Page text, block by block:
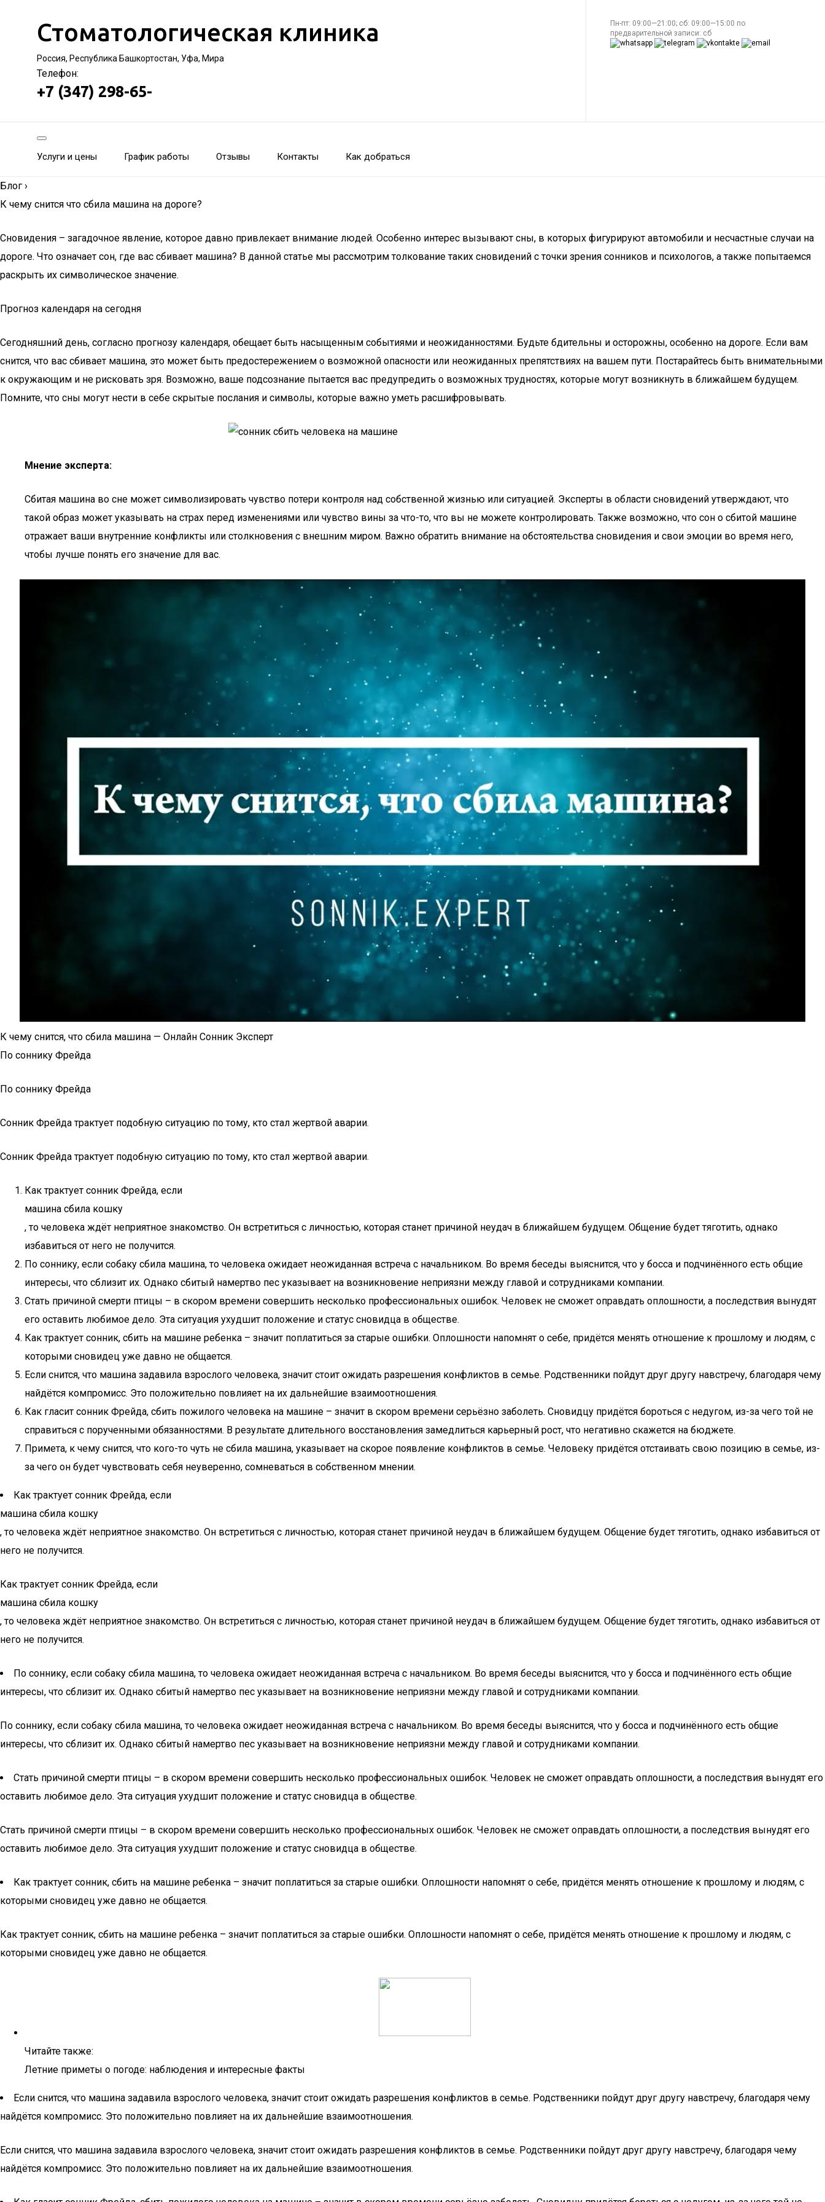
Стоматологическая клиника
Россия, Республика Башкортостан, Уфа, Мира
Телефон:
+7 (347) 298-65-
Пн-пт: 09:00—21:00; сб: 09:00—15:00 по
предварительной записи: сб
Услуги и цены График работы Отзывы Контакты Как добраться
Блог ›
К чему снится что сбила машина на дороге?
Сновидения – загадочное явление, которое давно привлекает внимание людей. Особенно интерес вызывают сны, в которых фигурируют автомобили и несчастные случаи на
дороге. Что означает сон, где вас сбивает машина? В данной статье мы рассмотрим толкование таких сновидений с точки зрения сонников и психологов, а также попытаемся
раскрыть их символическое значение.
Прогноз календаря на сегодня
Сегодняшний день, согласно прогнозу календаря, обещает быть насыщенным событиями и неожиданностями. Будьте бдительны и осторожны, особенно на дороге. Если вам
снится, что вас сбивает машина, это может быть предостережением о возможной опасности или неожиданных препятствиях на вашем пути. Постарайтесь быть внимательными
к окружающим и не рисковать зря. Возможно, ваше подсознание пытается вас предупредить о возможных трудностях, которые могут возникнуть в ближайшем будущем.
Помните, что сны могут нести в себе скрытые послания и символы, которые важно уметь расшифровывать.
Мнение эксперта:
Сбитая машина во сне может символизировать чувство потери контроля над собственной жизнью или ситуацией. Эксперты в области сновидений утверждают, что
такой образ может указывать на страх перед изменениями или чувство вины за что-то, что вы не можете контролировать. Также возможно, что сон о сбитой машине
отражает ваши внутренние конфликты или столкновения с внешним миром. Важно обратить внимание на обстоятельства сновидения и свои эмоции во время него,
чтобы лучше понять его значение для вас.
К чему снится, что сбила машина — Онлайн Сонник Эксперт
По соннику Фрейда
По соннику Фрейда
Сонник Фрейда трактует подобную ситуацию по тому, кто стал жертвой аварии.
Сонник Фрейда трактует подобную ситуацию по тому, кто стал жертвой аварии.
Как трактует сонник Фрейда, если
машина сбила кошку
, то человека ждёт неприятное знакомство. Он встретиться с личностью, которая станет причиной неудач в ближайшем будущем. Общение будет тяготить, однако
избавиться от него не получится.
По соннику, если собаку сбила машина, то человека ожидает неожиданная встреча с начальником. Во время беседы выяснится, что у босса и подчинённого есть общие
интересы, что сблизит их. Однако сбитый намертво пес указывает на возникновение неприязни между главой и сотрудниками компании.
Стать причиной смерти птицы – в скором времени совершить несколько профессиональных ошибок. Человек не сможет оправдать оплошности, а последствия вынудят
его оставить любимое дело. Эта ситуация ухудшит положение и статус сновидца в обществе.
Как трактует сонник, сбить на машине ребенка – значит поплатиться за старые ошибки. Оплошности напомнят о себе, придётся менять отношение к прошлому и людям, с
которыми сновидец уже давно не общается.
Если снится, что машина задавила взрослого человека, значит стоит ожидать разрешения конфликтов в семье. Родственники пойдут друг другу навстречу, благодаря чему
найдётся компромисс. Это положительно повлияет на их дальнейшие взаимоотношения.
Как гласит сонник Фрейда, сбить пожилого человека на машине – значит в скором времени серьёзно заболеть. Сновидцу придётся бороться с недугом, из-за чего той не
справиться с порученными обязанностями. В результате длительного восстановления замедлиться карьерный рост, что негативно скажется на бюджете.
Примета, к чему снится, что кого-то чуть не сбила машина, указывает на скорое появление конфликтов в семье. Человеку придётся отстаивать свою позицию в семье, из-
за чего он будет чувствовать себя неуверенно, сомневаться в собственном мнении.
Как трактует сонник Фрейда, если
машина сбила кошку
, то человека ждёт неприятное знакомство. Он встретиться с личностью, которая станет причиной неудач в ближайшем будущем. Общение будет тяготить, однако избавиться от
него не получится.
Как трактует сонник Фрейда, если
машина сбила кошку
, то человека ждёт неприятное знакомство. Он встретиться с личностью, которая станет причиной неудач в ближайшем будущем. Общение будет тяготить, однако избавиться от
него не получится.
По соннику, если собаку сбила машина, то человека ожидает неожиданная встреча с начальником. Во время беседы выяснится, что у босса и подчинённого есть общие
интересы, что сблизит их. Однако сбитый намертво пес указывает на возникновение неприязни между главой и сотрудниками компании.
По соннику, если собаку сбила машина, то человека ожидает неожиданная встреча с начальником. Во время беседы выяснится, что у босса и подчинённого есть общие
интересы, что сблизит их. Однако сбитый намертво пес указывает на возникновение неприязни между главой и сотрудниками компании.
Стать причиной смерти птицы – в скором времени совершить несколько профессиональных ошибок. Человек не сможет оправдать оплошности, а последствия вынудят его
оставить любимое дело. Эта ситуация ухудшит положение и статус сновидца в обществе.
Стать причиной смерти птицы – в скором времени совершить несколько профессиональных ошибок. Человек не сможет оправдать оплошности, а последствия вынудят его
оставить любимое дело. Эта ситуация ухудшит положение и статус сновидца в обществе.
Как трактует сонник, сбить на машине ребенка – значит поплатиться за старые ошибки. Оплошности напомнят о себе, придётся менять отношение к прошлому и людям, с
которыми сновидец уже давно не общается.
Как трактует сонник, сбить на машине ребенка – значит поплатиться за старые ошибки. Оплошности напомнят о себе, придётся менять отношение к прошлому и людям, с
которыми сновидец уже давно не общается.
Читайте также:
Летние приметы о погоде: наблюдения и интересные факты
Если снится, что машина задавила взрослого человека, значит стоит ожидать разрешения конфликтов в семье. Родственники пойдут друг другу навстречу, благодаря чему
найдётся компромисс. Это положительно повлияет на их дальнейшие взаимоотношения.
Если снится, что машина задавила взрослого человека, значит стоит ожидать разрешения конфликтов в семье. Родственники пойдут друг другу навстречу, благодаря чему
найдётся компромисс. Это положительно повлияет на их дальнейшие взаимоотношения.